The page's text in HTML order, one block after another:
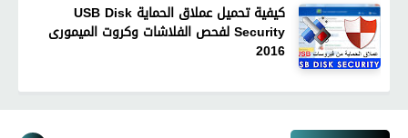
كيفية تحميل عملاق الحماية USB Disk
Security لفحص الفلاشات وكروت الميمورى
2016